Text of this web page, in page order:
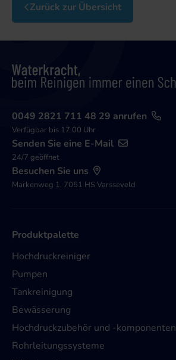
Zurück zur Übersicht
0049 2821 711 48 29 anrufen
Verfügbar bis 17.00 Uhr
Senden Sie eine E-Mail
24/7 geöffnet
Besuchen Sie uns
Markenweg 1, 7051 HS Varsseveld
Produktpalette
Hochdruckreiniger
Pumpen
Tankreinigung
Bewässerung
Hochdruckzubehör und -komponenten
Rohrleitungssysteme